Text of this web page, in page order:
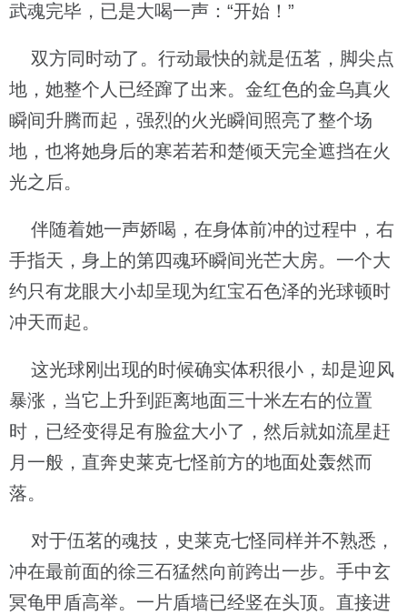
武魂完毕，已是大喝一声：“开始！”
双方同时动了。行动最快的就是伍茗，脚尖点
地，她整个人已经蹿了出来。金红色的金乌真火
瞬间升腾而起，强烈的火光瞬间照亮了整个场
地，也将她身后的寒若若和楚倾天完全遮挡在火
光之后。
伴随着她一声娇喝，在身体前冲的过程中，右
手指天，身上的第四魂环瞬间光芒大房。一个大
约只有龙眼大小却呈现为红宝石色泽的光球顿时
冲天而起。
这光球刚出现的时候确实体积很小，却是迎风
暴涨，当它上升到距离地面三十米左右的位置
时，已经变得足有脸盆大小了，然后就如流星赶
月一般，直奔史莱克七怪前方的地面处轰然而
落。
对于伍茗的魂技，史莱克七怪同样并不熟悉，
冲在最前面的徐三石猛然向前跨出一步。手中玄
冥龟甲盾高举。一片盾墙已经竖在头顶。直接进